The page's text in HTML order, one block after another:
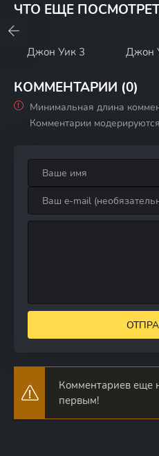
ЧТО ЕЩЕ
Джон Уик 3 Джон
КОММЕНТАРИИ (0)
Минимальная длина
Комментарии модерируются
Комментариев еще
первым!